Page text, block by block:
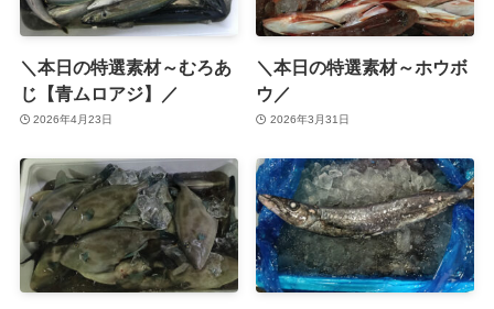
＼本日の特選素材～むろあ
じ【青ムロアジ】／
2026年4月23日
＼本日の特選素材～ホウボ
ウ／
2026年3月31日